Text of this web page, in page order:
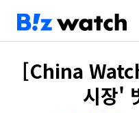
[China
시장'